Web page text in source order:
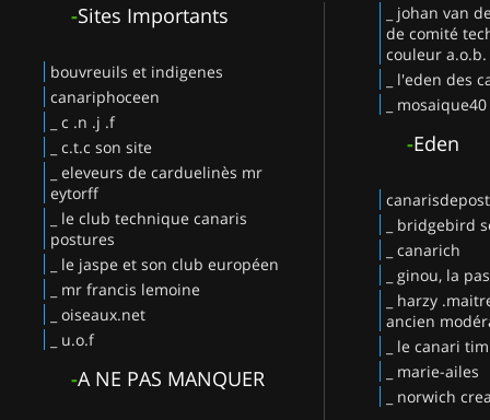
-Sites Importants
bouvreuils et indigenes
canariphoceen
_ c .n .j .f
_ c.t.c son site
_ eleveurs de carduelinès mr
eytorff
_ le club technique canaris
postures
_ le jaspe et son club européen
_ mr francis lemoine
_ oiseaux.net
_ u.o.f
-A NE PAS MANQUER
_ johan van
de comité
couleur a.o.b.
_ l'eden des
_ mosaique40
-Eden
_ bridgebird
_ canarich
_ ginou, la
_ harzy
ancien
_ le canari
_ marie-ailes
_ norwich